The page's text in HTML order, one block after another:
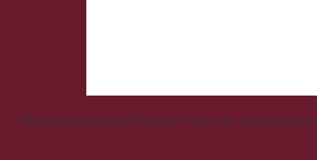
Diese Website verwendet Session-Cookies zur